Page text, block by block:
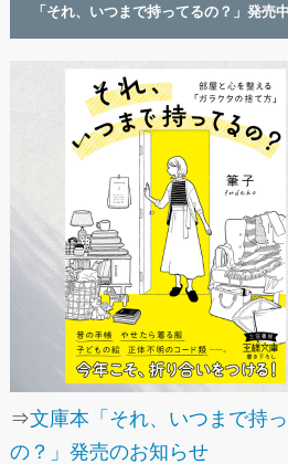
「それ、いつまで持ってるの？」発売中
⇒文庫本「それ、いつまで持
の？」発売のお知らせ